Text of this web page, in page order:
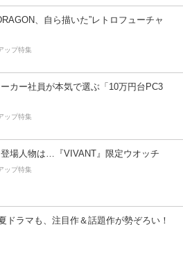
、自ら描いた”レトロフューチャ
ップ特集
カー社員が本気で選ぶ「10万円台PC3
ップ特集
場人物は…『VIVANT』限定ウオッチ
ップ特集
ドラマも、注目作＆話題作が勢ぞろい！